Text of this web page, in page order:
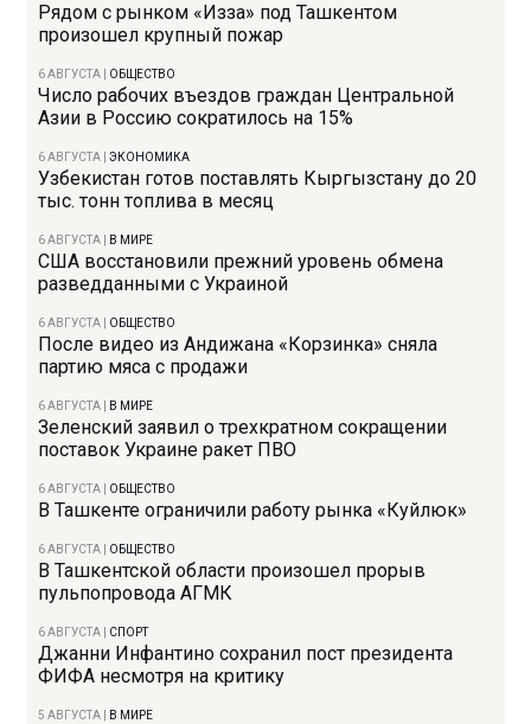
Рядом с рынком «Изза» под Ташкентом
произошел крупный пожар
6 АВГУСТА ОБЩЕСТВО
Число рабочих въездов граждан Центральной
Азии в Россию сократилось на 15%
6 АВГУСТА |ЭКОНОМИКА
Узбекистан готов поставлять Кыргызстану до 20
тыс. тонн топлива в месяц
6 АВГУСТА В МИРЕ
США восстановили прежний уровень обмена
разведданными с Украиной
6 АВГУСТА ОБЩЕСТВО
После видео из Андижана «Корзинка» сняла
партию мяса с продажи
6 АВГУСТА В МИРЕ
Зеленский заявил о трехкратном сокращении
поставок Украине ракет ПВО
6 АВГУСТА ОБЩЕСТВО
В Ташкенте ограничили работу рынка «Куйлюк»
6 АВГУСТА ОБЩЕСТВО
В Ташкентской области произошел прорыв
пульпопровода АГМК
6 АВГУСТА СПОРТ
Джанни Инфантино сохранил пост президента
ФИФА несмотря на критику
5 АВГУСТА В МИРЕ